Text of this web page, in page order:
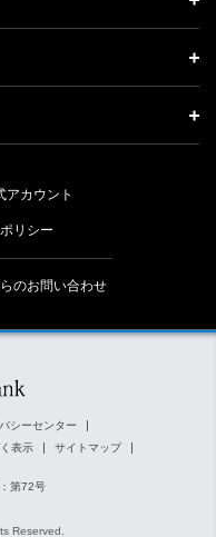
アカウント
リシー
のお問い合わせ
シーセンター
表示 サイトマップ
第72号
Reserved.